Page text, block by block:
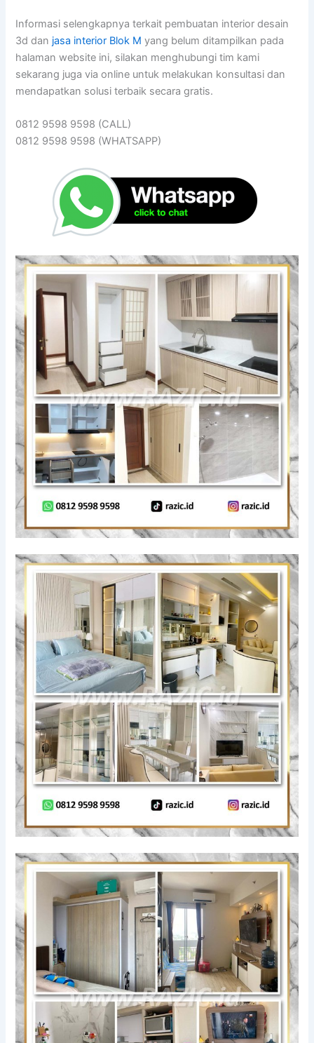
Informasi selengkapnya terkait pembuatan interior desain
3d dan jasa interior Blok M yang belum ditampilkan pada
halaman website ini, silakan menghubungi tim kami
sekarang juga via online untuk melakukan konsultasi dan
mendapatkan solusi terbaik secara gratis.
0812 9598 9598 (CALL)
0812 9598 9598 (WHATSAPP)